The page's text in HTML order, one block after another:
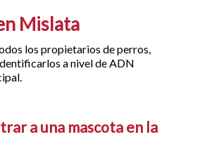
Mislata
los propietarios de perros,
a nivel de ADN
a una mascota en la